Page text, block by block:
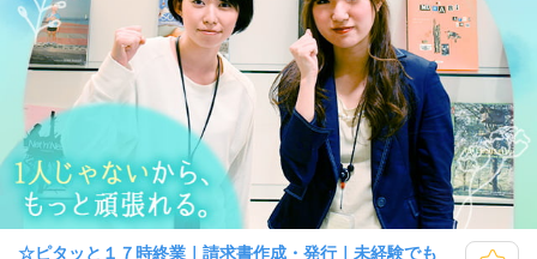
☆ピタッと１７時終業｜請求書作成・発行｜未経験でも